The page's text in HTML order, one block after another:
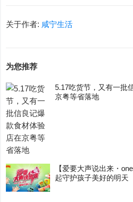
关于作者: 咸宁生活
为您推荐
5.17吃货节，又有一批
京粤等省落地
【爱要大声说出来・
起守护孩子美好的明天